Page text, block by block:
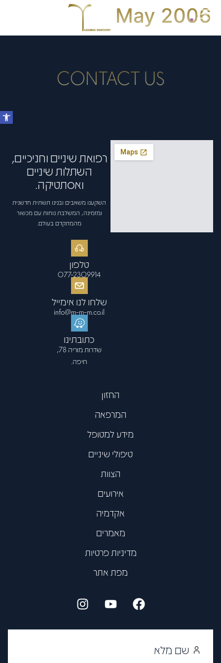
May 2006
CONTACT US
רפואת שיניים וחניכיים,
השתלות שיניים
ואסתטיקה.
השקענו משאבים ובנינו תשתית חדשנית
ומזמינה, המשלבת נוחות עם מכשור
מהמתקדם בעולם.
טלפון
077-2309914
שלחו לנו אימייל
info@m-m-m.co.il
כתובתינו
שדרות מוריה 78,
חיפה.
החזון
המרפאה
מידע למטופל
טיפולי שיניים
הצוות
אירועים
אקדמיה
מאמרים
מדיניות פרטיות
מפת אתר